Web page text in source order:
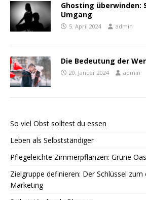
Ghosting überwinden:
Umgang
5. April 2024 admin
Die Bedeutung der
20. Januar 2024 admin
So viel Obst solltest du essen
Leben als Selbstständiger
Pflegeleichte Zimmerpflanzen: Grüne
Zielgruppe definieren: Der Schlüssel
Marketing